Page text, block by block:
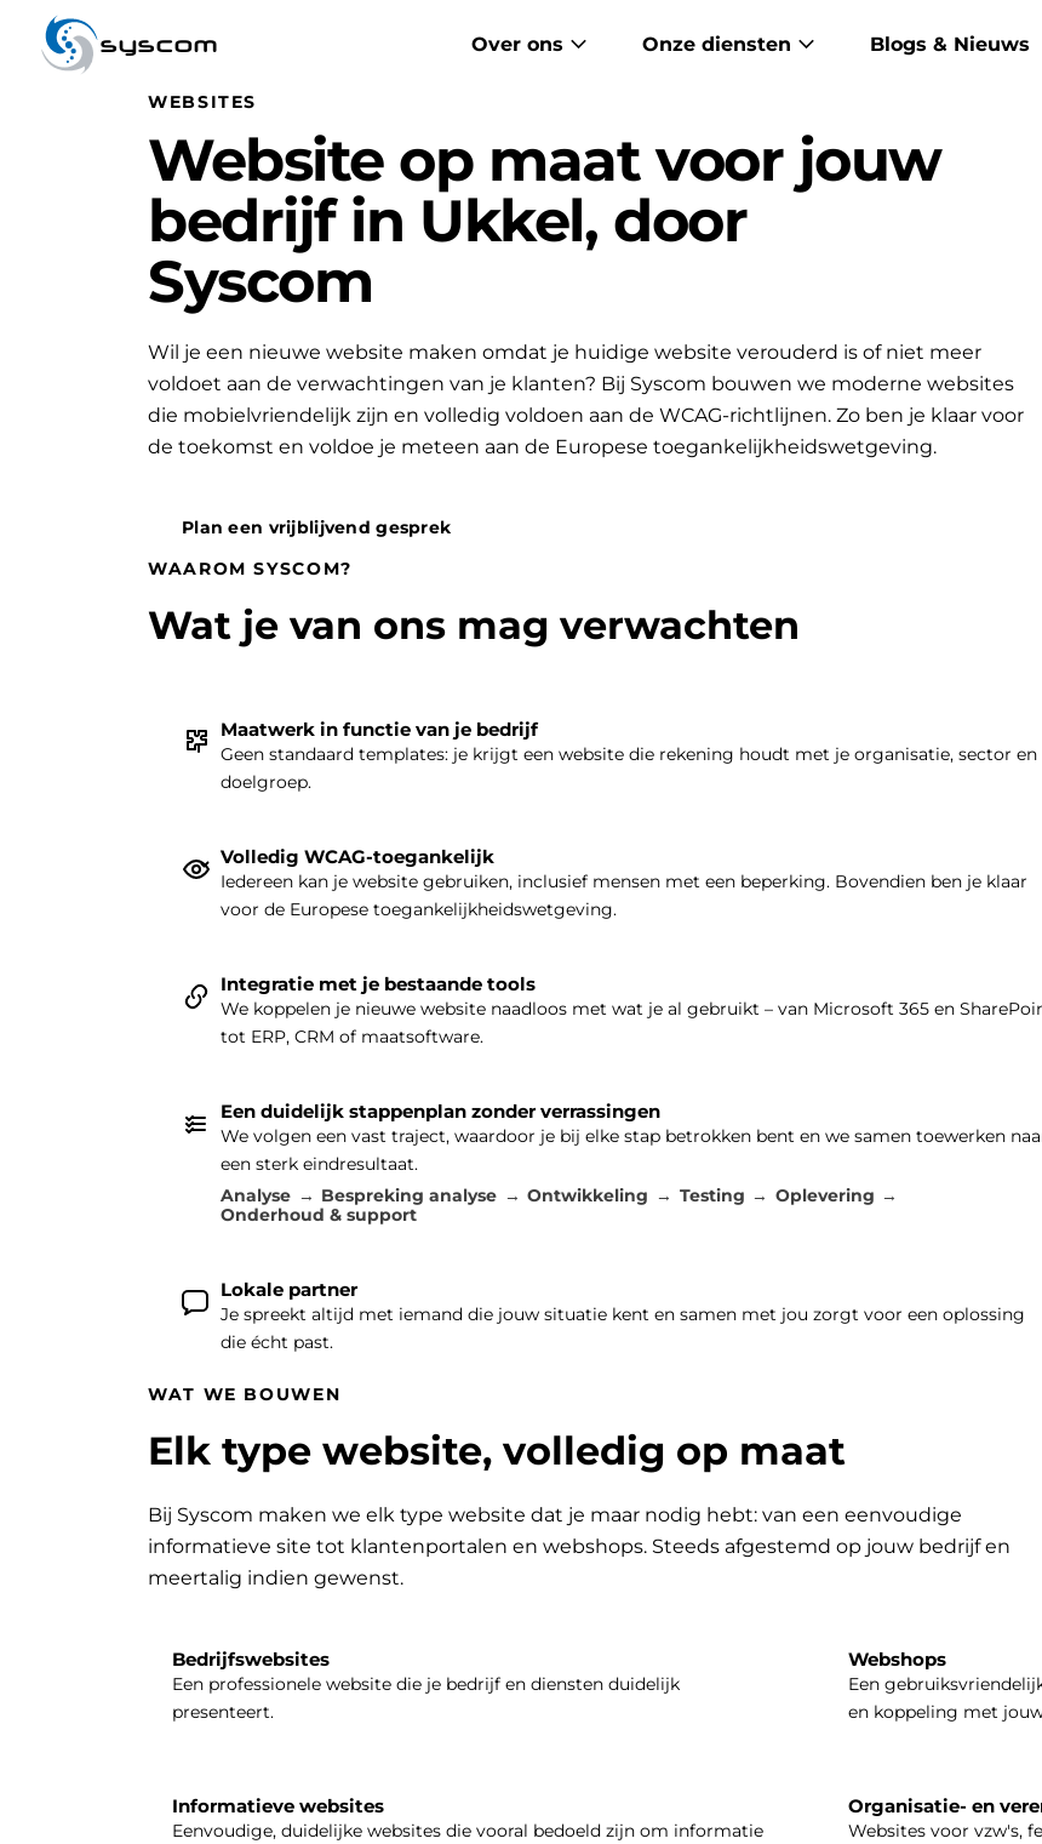
syscom Over ons Onze diensten Blogs & Nieuws
WEBSITES
Website op maat voor jouw
bedrijf in Ukkel, door
Syscom
Wil je een nieuwe website maken omdat je huidige website verouderd is of niet meer
voldoet aan de verwachtingen van je klanten? Bij Syscom bouwen we moderne websites
die mobielvriendelijk zijn en volledig voldoen aan de WCAG-richtlijnen. Zo ben je klaar voor
de toekomst en voldoe je meteen aan de Europese toegankelijkheidswetgeving.
Plan een vrijblijvend gesprek
WAAROM SYSCOM?
Wat je van ons mag verwachten
Maatwerk in functie van je bedrijf
Geen standaard templates: je krijgt een website die rekening houdt met je organisatie, sector en
doelgroep.
Volledig WCAG-toegankelijk
Iedereen kan je website gebruiken, inclusief mensen met een beperking. Bovendien ben je klaar
voor de Europese toegankelijkheidswetgeving.
Integratie met je bestaande tools
We koppelen je nieuwe website naadloos met wat je al gebruikt – van Microsoft 365 en
tot ERP, CRM of maatsoftware.
Een duidelijk stappenplan zonder verrassingen
We volgen een vast traject, waardoor je bij elke stap betrokken bent en we samen toewerken
een sterk eindresultaat.
Analyse Bespreking analyse Ontwikkeling Testing
Oplevering
Onderhoud & support
Lokale partner
Je spreekt altijd met iemand die jouw situatie kent en samen met jou zorgt voor een oplossing
die écht past.
WAT WE BOUWEN
Elk type website, volledig op maat
Bij Syscom maken we elk type website dat je maar nodig hebt: van een eenvoudige
informatieve site tot klantenportalen en webshops. Steeds afgestemd op jouw bedrijf en
meertalig indien gewenst.
Bedrijfswebsites
Een professionele website die je bedrijf en diensten duidelijk
presenteert.
Webshops
Een
en koppeling met
Informatieve websites
Eenvoudige, duidelijke websites die vooral bedoeld zijn om informatie
Organisatie- en
Websites voor vzw's,